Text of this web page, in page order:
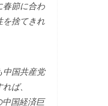
春節に合わ
を捨てきれ
中国共産党
ば、
国経済巨